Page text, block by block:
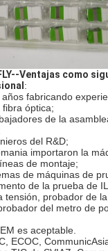
fibra óptica
óptica
fibra óptica
óptica
fibra óptica
de la fibra óptica
de la fibra óptica
transmisor-receptor
Ventajas como
:
fabricando
óptica;
de la
del R&D;
importaron la
de montaje;
de máquinas de
de la prueba de
tensión, probador de
del metro de
es aceptable.
ECOC,